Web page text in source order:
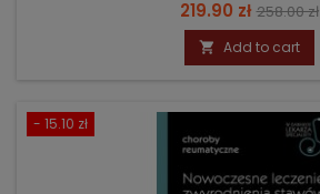
Price
219.90 zł Regular
price
258.00 zł
 Add to cart
- 15.10 zł